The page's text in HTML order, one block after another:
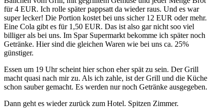
für 4 EUR. Ich rolle später pappsatt da wieder raus. Und es war
super lecker! Die Portion kostet bei uns sicher 12 EUR oder mehr.
Eine Cola gibt es für 1,50 EUR. Das ist also gar nicht soo viel
billiger als bei uns. Im Spar Supermarkt bekomme ich später noch
Getränke. Hier sind die gleichen Waren wie bei uns ca. 25%
günstiger.
Essen um 19 Uhr scheint hier schon eher spät zu sein. Der Grill
macht quasi nach mir zu. Als ich zahle, ist der Grill und die Küche
schon sauber gemacht. Es werden nur noch Getränke ausgegeben.
Dann geht es wieder zurück zum Hotel. Spitzen Zimmer.